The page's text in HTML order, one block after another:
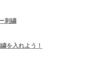
刺繍
を入れよう！